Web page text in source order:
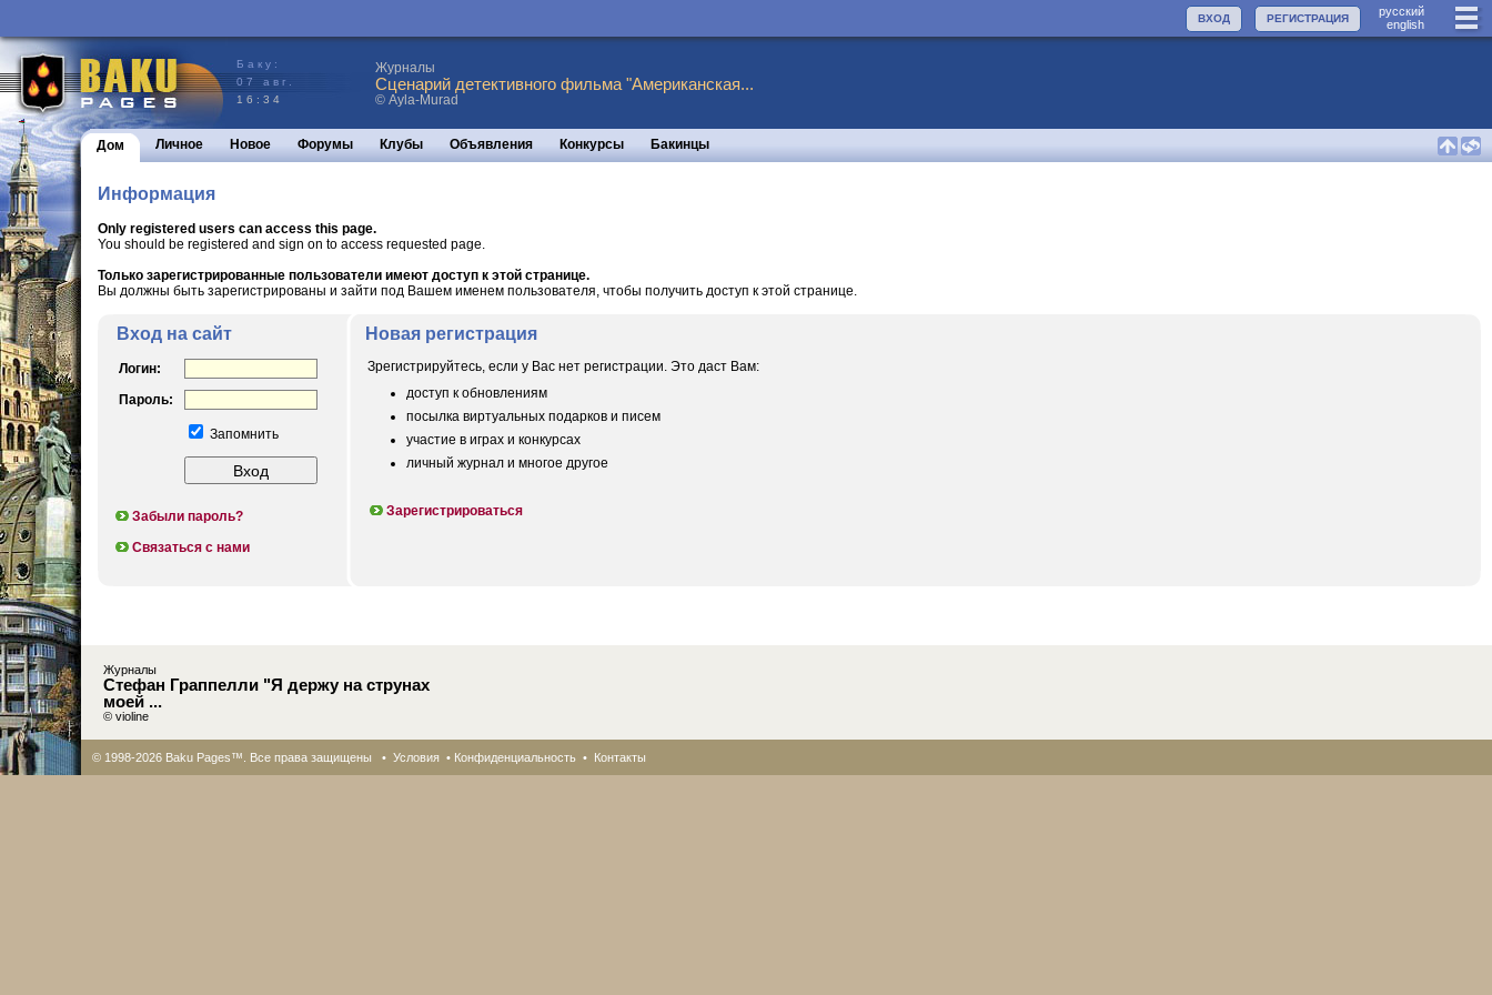
руccкий
english
РЕГИСТРАЦИЯ
ВХОД
Баку:
07 авг.
16:34
Журналы
Сценарий детективного фильма "Американская...
© Ayla-Murad
Дом Личное Новое Форумы Клубы Объявления Конкурсы Бакинцы
Информация
Only registered users can access this page.
You should be registered and sign on to access requested page.
Только зарегистрированные пользователи имеют доступ к этой странице.
Вы должны быть зарегистрированы и зайти под Вашем именем пользователя, чтобы получить доступ к этой странице.
Вход на сайт
Логин:
Пароль:
Запомнить
Забыли пароль?
Связаться с нами
Новая регистрация
Зрегистрируйтесь, если у Вас нет регистрации. Это даст Вам:
доступ к обновлениям
посылка виртуальных подарков и писем
участие в играх и конкурсах
личный журнал и многое другое
Зарегистрироваться
Журналы
Стефан Граппелли "Я держу на струнах
моей ...
© violine
© 1998-2026 Baku Pages™. Все права защищены • Условия • Конфиденциальность • Контакты